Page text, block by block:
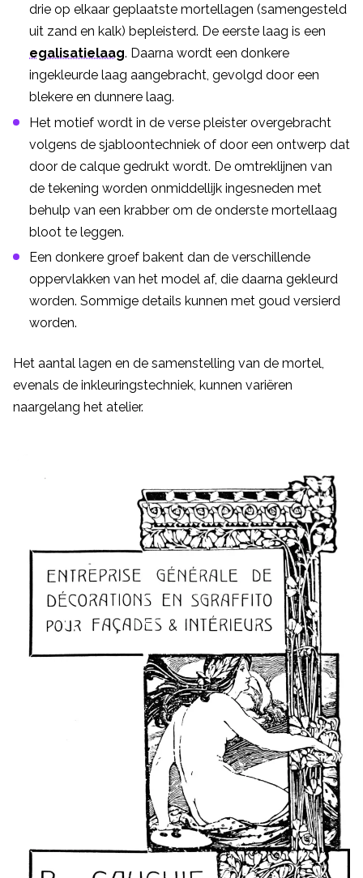
drie op elkaar geplaatste mortellagen (samengesteld
uit zand en kalk) bepleisterd. De eerste laag is een
egalisatielaag. Daarna wordt een donkere
ingekleurde laag aangebracht, gevolgd door een
blekere en dunnere laag.
Het motief wordt in de verse pleister overgebracht
volgens de sjabloontechniek of door een ontwerp dat
door de calque gedrukt wordt. De omtreklijnen van
de tekening worden onmiddellijk ingesneden met
behulp van een krabber om de onderste mortellaag
bloot te leggen.
Een donkere groef bakent dan de verschillende
oppervlakken van het model af, die daarna gekleurd
worden. Sommige details kunnen met goud versierd
worden.
Het aantal lagen en de samenstelling van de mortel,
evenals de inkleuringstechniek, kunnen variëren
naargelang het atelier.